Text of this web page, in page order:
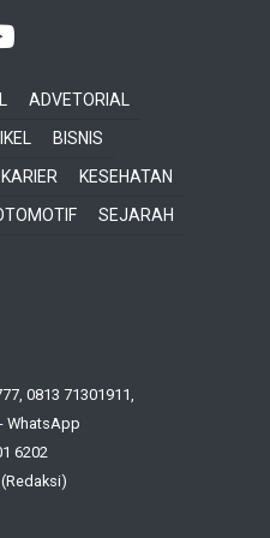
ADVETORIAL
BISNIS
KARIER
KESEHATAN
SEJARAH
0813 71301911,
WhatsApp
6202